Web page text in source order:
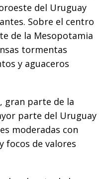
del Uruguay
Sobre el centro
de la Mesopotamia
tormentas
y aguaceros
gran parte de la
parte del Uruguay
moderadas con
focos de valores